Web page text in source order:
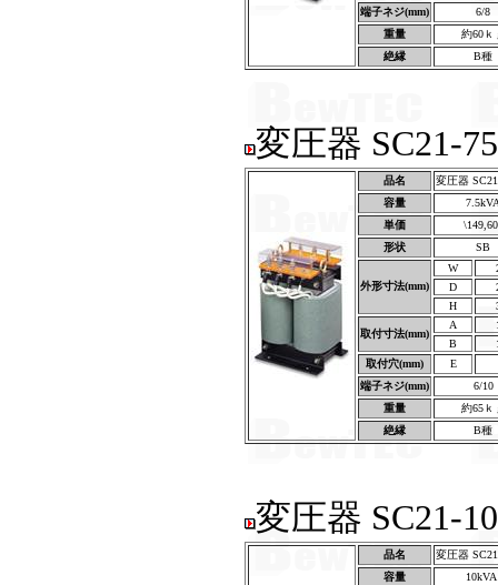
端子ネジ(mm)
6/8
重量
約60ｋ
絶縁
B種
変圧器 SC21-
品名
変圧器
容量
単価
形状
SB
外形寸法(mm)
W
D
H
取付寸法(mm)
A
B
取付穴(mm)
E
端子ネジ(mm)
6/10
重量
約65ｋ
絶縁
B種
変圧器 SC21-
品名
変圧器
容量
10kVA